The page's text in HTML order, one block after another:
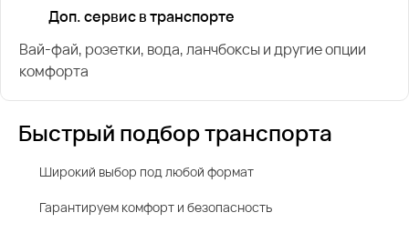
Доп. сервис в транспорте
Вай-фай, розетки, вода, ланчбоксы и другие опции
комфорта
Быстрый подбор транспорта
Широкий выбор под любой формат
Гарантируем комфорт и безопасность